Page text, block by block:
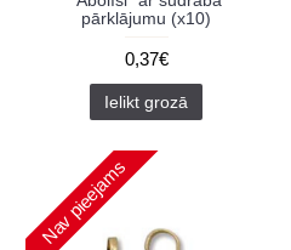
pārklājumu (x10)
0,37€
Ielikt grozā
Nav pieejams